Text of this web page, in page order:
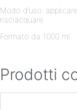
Modo d’uso:
risciacquare
Formato da 1000 ml
Prodotti